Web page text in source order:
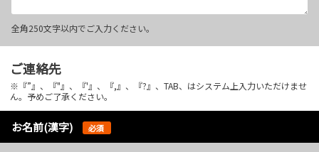
全角250文字以内でご入力ください。
ご連絡先
※『”』、『"』、『'』、『,』、『?』、TAB、はシステム上入力いただけませ
ん。予めご了承ください。
お名前(漢字) 必須